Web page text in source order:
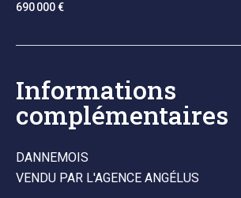
690 000 €
Informations
complémentaires
DANNEMOIS
VENDU PAR L'AGENCE ANGÉLUS